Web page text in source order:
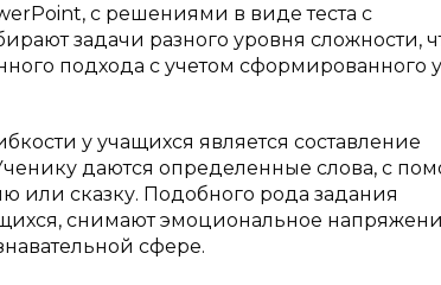
с решениями в виде теста с
задачи разного уровня сложности,
подхода с учетом сформированного
у учащихся является составление
даются определенные слова, с
или сказку. Подобного рода задания
снимают эмоциональное
сфере.